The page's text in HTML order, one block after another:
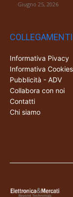
Giugno 25, 2026
COLLEGAMENTI
Informativa Pivacy
Informativa Cookies
Pubblicità - ADV
Collabora con noi
Contatti
Chi siamo